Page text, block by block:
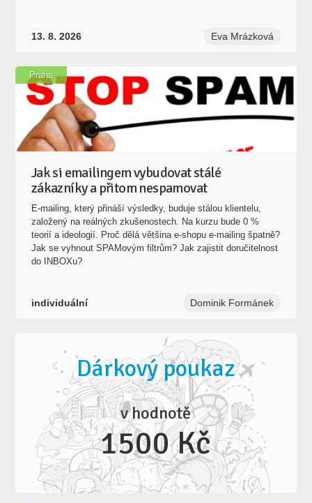
13. 8. 2026 Eva Mrázková
Jak si emailingem vybudovat stálé
zákazníky a přitom nespamovat
E-mailing, který přináší výsledky, buduje stálou klientelu,
založený na reálných zkušenostech. Na kurzu bude 0 %
teorií a ideologií. Proč dělá většina e-shopu e-mailing špatně?
Jak se vyhnout SPAMovým filtrům? Jak zajistit doručitelnost
do INBOXu?
individuální Dominik Formánek
Praha
Dárkový poukaz
v hodnotě
1500 Kč